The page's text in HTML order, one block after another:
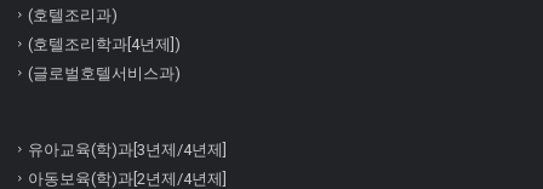
(호텔조리과)
(호텔조리학과[4년제])
(글로벌호텔서비스과)
유아교육(학)과[3년제/4년제]
아동보육(학)과[2년제/4년제]